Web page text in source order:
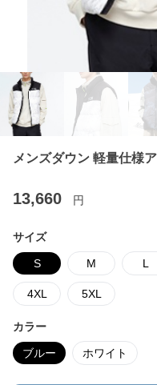
メンズダウン 軽量仕様
13,660 円
サイズ
S M L
4XL 5XL
カラー
ブルー ホワイト